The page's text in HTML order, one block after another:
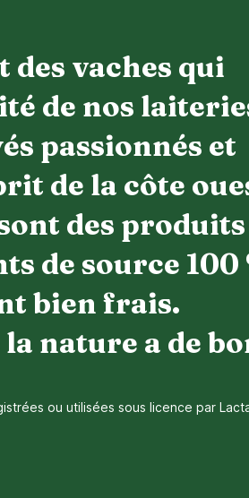
des vaches qui
de nos
passionnés et
de la côte
des produits
de source 100
bien frais.
nature a de
ou utilisées sous licence par